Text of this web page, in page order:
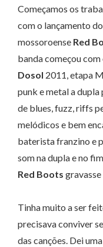
Começamos os
com o lançamento
mossoroense Red
banda começou
Dosol 2011, etapa
punk e metal a
de blues, fuzz, riffs
melódicos e bem
baterista franzino e
som na dupla e no
Red Boots
Tinha muito a ser
precisava conviver
das canções. Dei